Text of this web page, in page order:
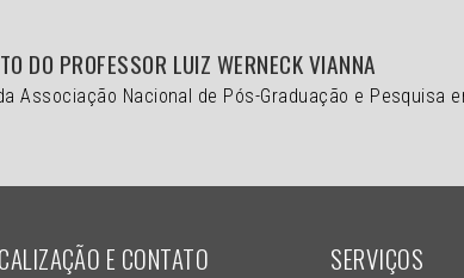
DO PROFESSOR LUIZ WERNECK VIANNA
Nacional de Pós-Graduação e Pesquisa
E CONTATO SERVIÇOS